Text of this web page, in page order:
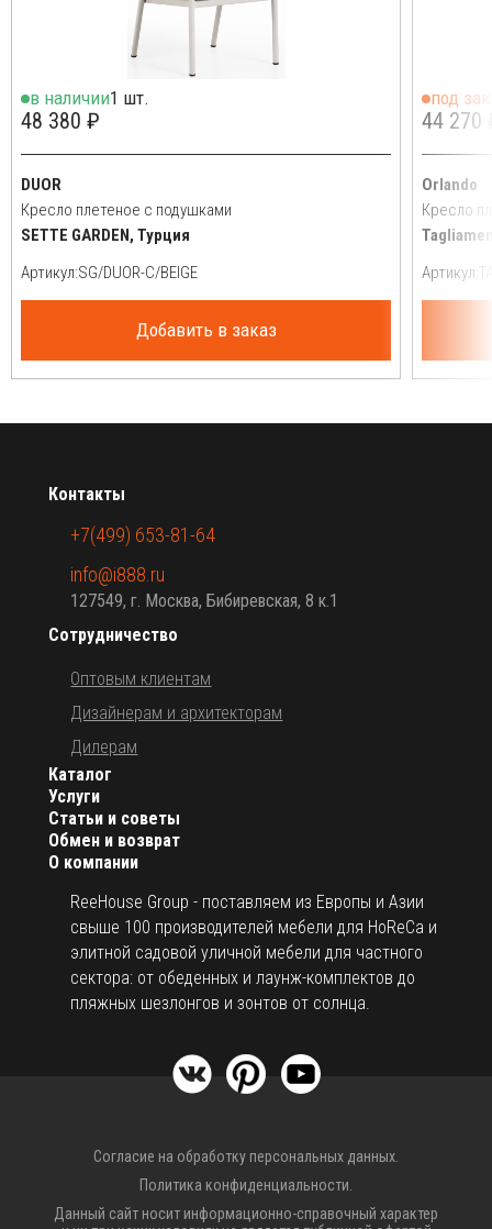
в наличии1 шт.
48 380 ₽
DUOR
Кресло плетеное с подушками
SETTE GARDEN, Турция
Артикул:
Добавить в заказ
под
44 270
Orlando
Кресло
Артикул:
О компании
ReeHouse Group - поставляем из Европы и Азии
свыше 100 производителей мебели для HoReCa и
элитной садовой уличной мебели для частного
сектора: от обеденных и лаунж-комплектов до
пляжных шезлонгов и зонтов от солнца.
Каталог
Услуги
Статьи и советы
Обмен и возврат
Сотрудничество
Оптовым клиентам
Дизайнерам и архитекторам
Дилерам
Контакты
+7(499) 653-81-64
info@i888.ru
127549, г. Москва, Бибиревская, 8 к.1
Согласие на обработку персональных данных.
Политика конфиденциальности.
Данный сайт носит информационно-справочный характер